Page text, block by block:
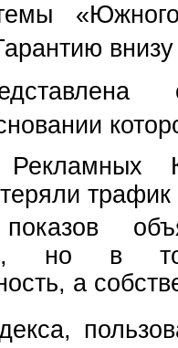
«
трафик
показов
но в
а